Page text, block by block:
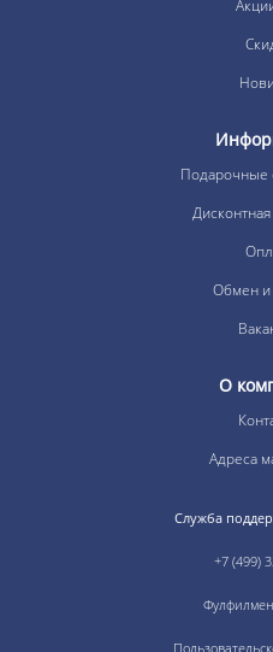
Подарочные
Обмен и
О
Адреса
Служба
+7 (499)